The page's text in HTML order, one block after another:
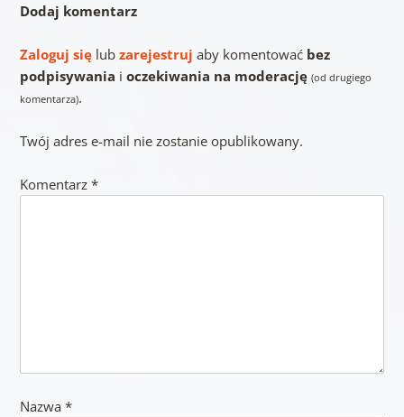
Dodaj komentarz
Zaloguj sięlub zarejestruj aby komentować bez
podpisywania i oczekiwania na moderację (od drugiego
komentarza).
Twój adres e-mail nie zostanie opublikowany.
Komentarz *
Nazwa *